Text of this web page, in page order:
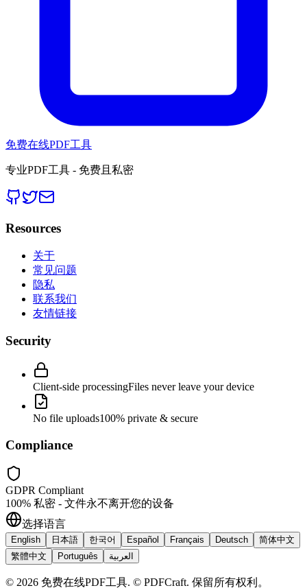
免费在线PDF工具
专业PDF工具 - 免费且私密
Resources
关于
常见问题
隐私
联系我们
友情链接
Security
Client-side processingFiles never leave your device
No file uploads100% private & secure
Compliance
GDPR Compliant
100% 私密 - 文件永不离开您的设备
选择语言
English 日本語 한국어 Español Français Deutsch
简体中文
繁體中文
Português العربية
© 2026 免费在线PDF工具. © PDFCraft. 保留所有权利。